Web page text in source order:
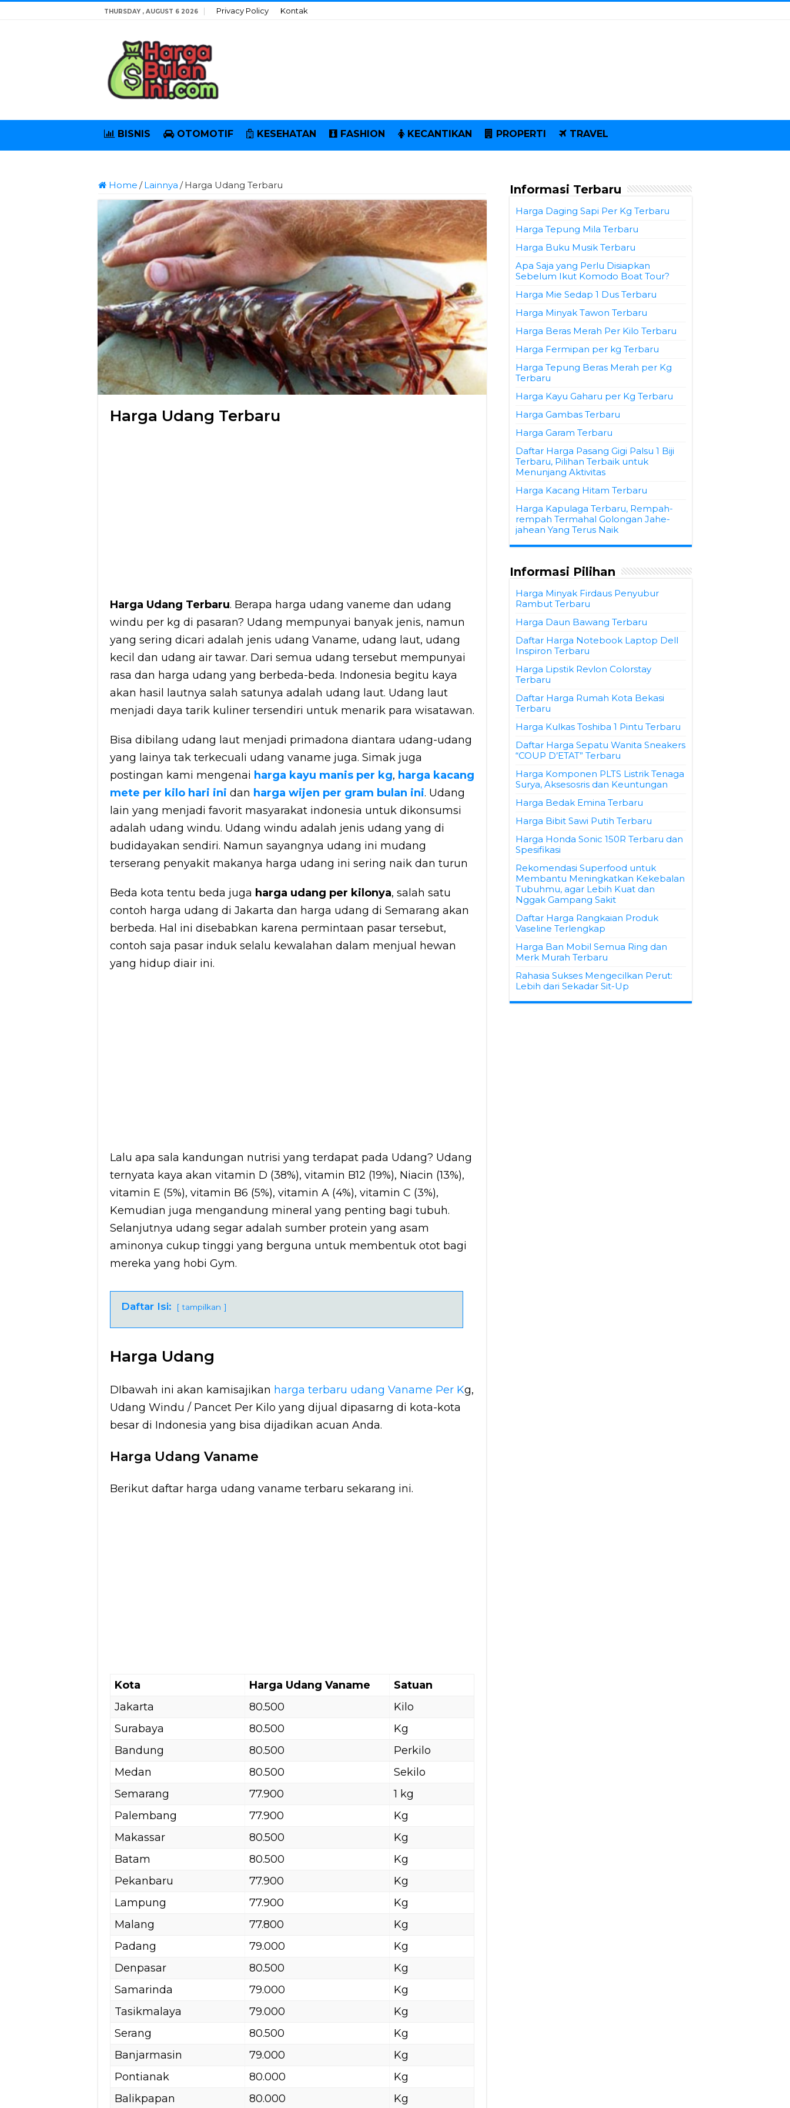
THURSDAY , AUGUST 6 2026 Privacy Policy Kontak
BISNIS OTOMOTIF KESEHATAN FASHION KECANTIKAN PROPERTI TRAVEL
Home / Lainnya / Harga Udang Terbaru
Harga Udang Terbaru
Harga Udang Terbaru. Berapa harga udang vaneme dan udang
windu per kg di pasaran? Udang mempunyai banyak jenis, namun
yang sering dicari adalah jenis udang Vaname, udang laut, udang
kecil dan udang air tawar. Dari semua udang tersebut mempunyai
rasa dan harga udang yang berbeda-beda. Indonesia begitu kaya
akan hasil lautnya salah satunya adalah udang laut. Udang laut
menjadi daya tarik kuliner tersendiri untuk menarik para wisatawan.
Bisa dibilang udang laut menjadi primadona diantara udang-udang
yang lainya tak terkecuali udang vaname juga. Simak juga
postingan kami mengenai harga kayu manis per kg, harga kacang
mete per kilo hari ini dan harga wijen per gram bulan ini. Udang
lain yang menjadi favorit masyarakat indonesia untuk dikonsumsi
adalah udang windu. Udang windu adalah jenis udang yang di
budidayakan sendiri. Namun sayangnya udang ini mudang
terserang penyakit makanya harga udang ini sering naik dan turun
Beda kota tentu beda juga harga udang per kilonya, salah satu
contoh harga udang di Jakarta dan harga udang di Semarang akan
berbeda. Hal ini disebabkan karena permintaan pasar tersebut,
contoh saja pasar induk selalu kewalahan dalam menjual hewan
yang hidup diair ini.
Lalu apa sala kandungan nutrisi yang terdapat pada Udang? Udang
ternyata kaya akan vitamin D (38%), vitamin B12 (19%), Niacin (13%),
vitamin E (5%), vitamin B6 (5%), vitamin A (4%), vitamin C (3%),
Kemudian juga mengandung mineral yang penting bagi tubuh.
Selanjutnya udang segar adalah sumber protein yang asam
aminonya cukup tinggi yang berguna untuk membentuk otot bagi
mereka yang hobi Gym.
Daftar Isi: tampilkan
Harga Udang
DIbawah ini akan kamisajikan harga terbaru udang Vaname Per Kg,
Udang Windu / Pancet Per Kilo yang dijual dipasarng di kota-kota
besar di Indonesia yang bisa dijadikan acuan Anda.
Harga Udang Vaname
Berikut daftar harga udang vaname terbaru sekarang ini.
Kota Harga Udang Vaname
Satuan
Jakarta
80.500
Kilo
Surabaya
80.500
Kg
Bandung
80.500
Perkilo
Medan
80.500
Sekilo
Semarang
77.900
1 kg
Palembang
77.900
Kg
Makassar
80.500
Kg
Batam
80.500
Kg
Pekanbaru
77.900
Kg
Lampung
77.900
Kg
Malang
77.800
Kg
Padang
79.000
Kg
Denpasar
80.500
Kg
Samarinda
79.000
Kg
Tasikmalaya
79.000
Kg
Serang
80.500
Kg
Banjarmasin
79.000
Kg
Pontianak
80.000
Kg
Balikpapan
80.000 Kg
Informasi Terbaru
Harga Daging Sapi Per Kg Terbaru
Harga Tepung Mila Terbaru
Harga Buku Musik Terbaru
Apa Saja yang Perlu Disiapkan
Sebelum Ikut Komodo Boat Tour?
Harga Mie Sedap 1 Dus Terbaru
Harga Minyak Tawon Terbaru
Harga Beras Merah Per Kilo Terbaru
Harga Fermipan per kg Terbaru
Harga Tepung Beras Merah per Kg
Terbaru
Harga Kayu Gaharu per Kg Terbaru
Harga Gambas Terbaru
Harga Garam Terbaru
Daftar Harga Pasang Gigi Palsu 1 Biji
Terbaru, Pilihan Terbaik untuk
Menunjang Aktivitas
Harga Kacang Hitam Terbaru
Harga Kapulaga Terbaru, Rempah-
rempah Termahal Golongan Jahe-
jahean Yang Terus Naik
Informasi Pilihan
Harga Minyak Firdaus Penyubur
Rambut Terbaru
Harga Daun Bawang Terbaru
Daftar Harga Notebook Laptop Dell
Inspiron Terbaru
Harga Lipstik Revlon Colorstay
Terbaru
Daftar Harga Rumah Kota Bekasi
Terbaru
Harga Kulkas Toshiba 1 Pintu Terbaru
Daftar Harga Sepatu Wanita Sneakers
“COUP D’ETAT” Terbaru
Harga Komponen PLTS Listrik Tenaga
Surya, Aksesosris dan Keuntungan
Harga Bedak Emina Terbaru
Harga Bibit Sawi Putih Terbaru
Harga Honda Sonic 150R Terbaru dan
Spesifikasi
Rekomendasi Superfood untuk
Membantu Meningkatkan Kekebalan
Tubuhmu, agar Lebih Kuat dan
Nggak Gampang Sakit
Daftar Harga Rangkaian Produk
Vaseline Terlengkap
Harga Ban Mobil Semua Ring dan
Merk Murah Terbaru
Rahasia Sukses Mengecilkan Perut:
Lebih dari Sekadar Sit-Up